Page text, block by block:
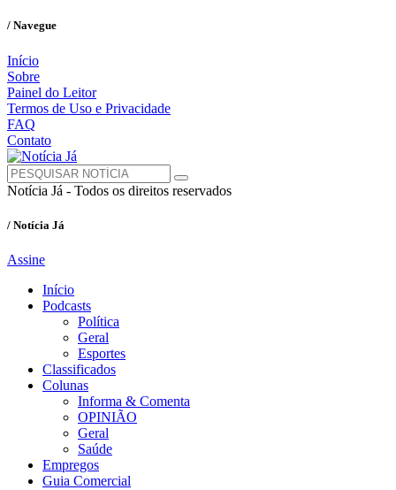
/ Navegue
Início
Sobre
Painel do Leitor
Termos de Uso e Privacidade
FAQ
Contato
Notícia Já - Todos os direitos reservados
/ Notícia Já
Assine
Início
Podcasts
Política
Geral
Esportes
Classificados
Colunas
Informa & Comenta
OPINIÃO
Geral
Saúde
Empregos
Guia Comercial